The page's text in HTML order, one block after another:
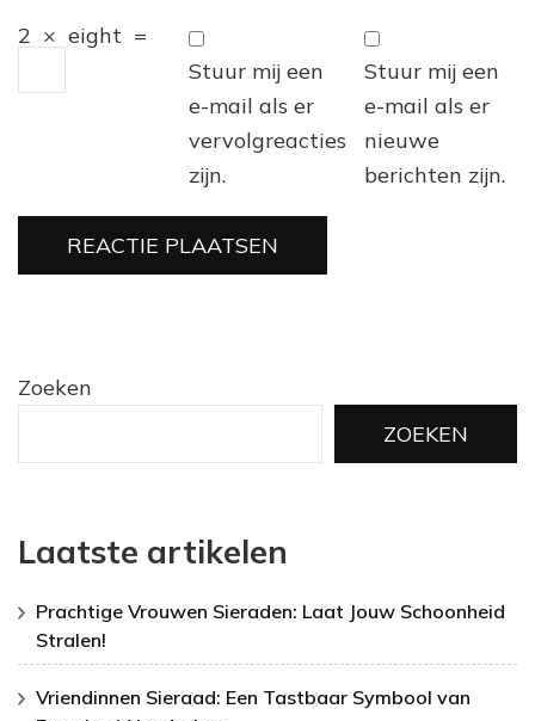
2 × eight =
Stuur mij een
e-mail als er
vervolgreacties
zijn.
Stuur mij een
e-mail als er
nieuwe
berichten zijn.
Zoeken
ZOEKEN
Laatste artikelen
Prachtige Vrouwen Sieraden: Laat Jouw Schoonheid
Stralen!
Vriendinnen Sieraad: Een Tastbaar Symbool van